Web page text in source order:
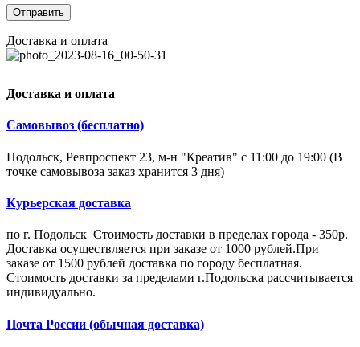
Доставка и оплата
Доставка и оплата
Самовывоз (бесплатно)
Подольск, Ревпроспект 23, м-н "Креатив" с 11:00 до 19:00 (В
точке самовывоза заказ хранится 3 дня)
Курьерская доставка
по г. Подольск Стоимость доставки в пределах города - 350р.
Доставка осуществляется при заказе от 1000 рублей.При
заказе от 1500 рублей доставка по городу бесплатная.
Стоимость доставки за пределами г.Подольска рассчитывается
индивидуально.
Почта России (обычная доставка)